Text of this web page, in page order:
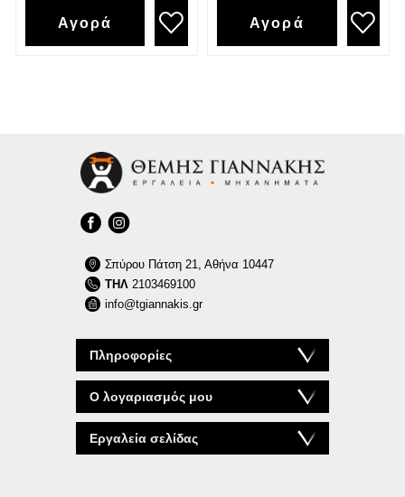
Αγορά Αγορά
Πληροφορίες
Ο λογαριασμός μου
Εργαλεία σελίδας
Σπύρου Πάτση 21, Αθήνα 10447
ΤΗΛ2103469100
info@tgiannakis.gr